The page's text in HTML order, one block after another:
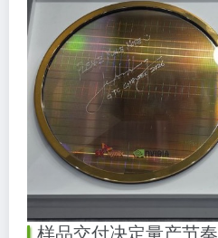
样品交付决定量产节奏